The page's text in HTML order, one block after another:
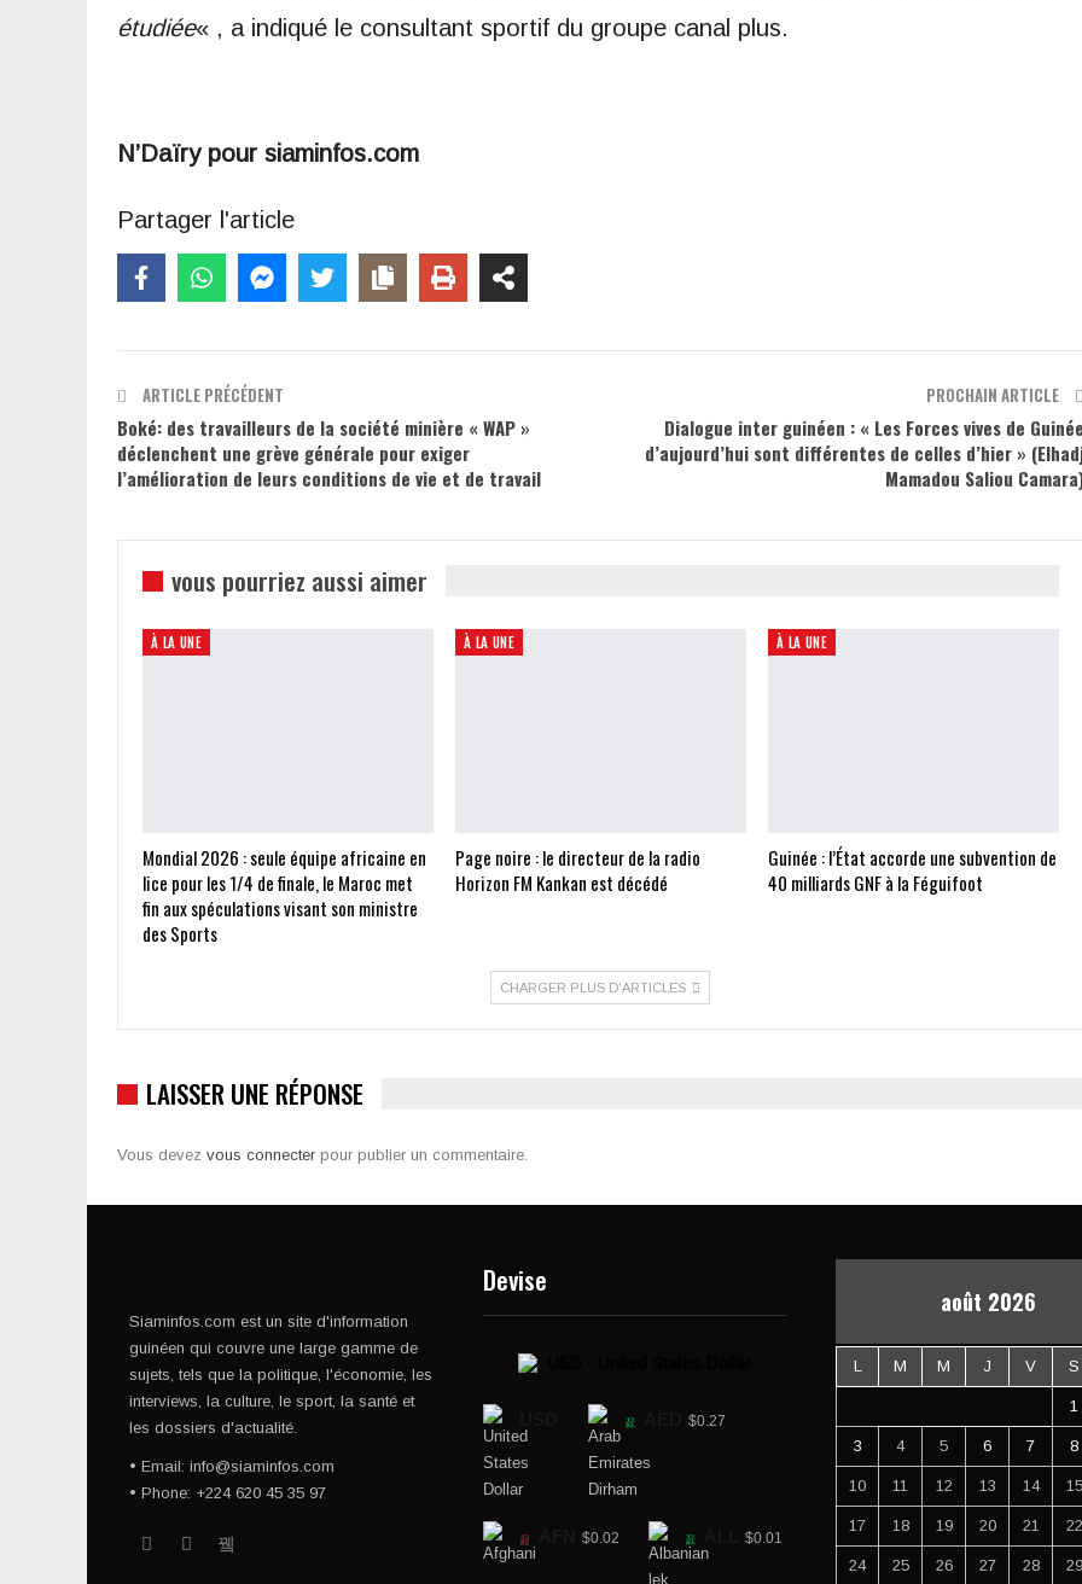
étudiée« , a indiqué le consultant sportif du groupe canal plus.
N’Daïry pour siaminfos.com
Partager l'article
ARTICLE PRÉCÉDENT
Boké: des travailleurs de la société minière « WAP »
déclenchent une grève générale pour exiger
l’amélioration de leurs conditions de vie et de travail
PROCHAIN ARTICLE
Dialogue inter guinéen : « Les Forces vives de Guinée
d’aujourd’hui sont différentes de celles d’hier »
Mamadou Saliou
vous pourriez aussi aimer
À LA UNE
Mondial 2026 : seule équipe africaine en
lice pour les 1/4 de finale, le Maroc met
fin aux spéculations visant son ministre
des Sports
À LA UNE
Page noire : le directeur de la radio
Horizon FM Kankan est décédé
À LA UNE
Guinée : l’État accorde une subvention de
40 milliards GNF à la Féguifoot
CHARGER PLUS D'ARTICLES
LAISSER UNE RÉPONSE
Vous devez vous connecter pour publier un commentaire.
Siaminfos.com est un site d'information
guinéen qui couvre une large gamme de
sujets, tels que la politique, l'économie, les
interviews, la culture, le sport, la santé et
les dossiers d'actualité.
• Email: info@siaminfos.com
• Phone: +224 620 45 35 97
Devise
$0.27
$0.02 $0.01
août 2026
L M M J V S
1
3 4 5 6 7 8
10 11 12 13 14 15
17 18 19 20 21 22
24 25 26 27 28 29